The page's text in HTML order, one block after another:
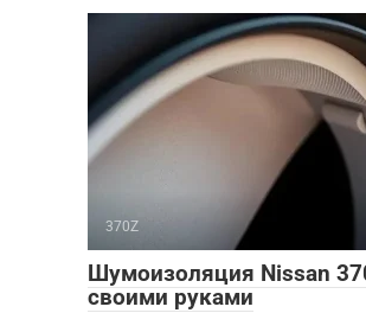
370Z
Шумоизоляция Nissan
своими руками